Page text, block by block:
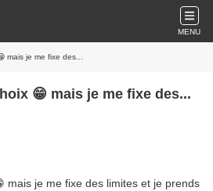
MENU
mais je me fixe des...
😁 mais je me fixe des...
mais je me fixe des limites et je prends